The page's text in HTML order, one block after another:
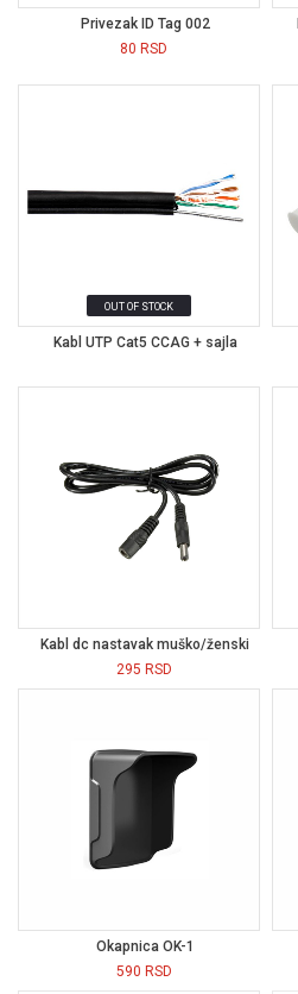
Privezak ID Tag 002
80 RSD
OUT OF STOCK
Kabl UTP Cat5 CCAG + sajla
Kabl dc nastavak muško/ženski
295 RSD
Okapnica OK-1
590 RSD